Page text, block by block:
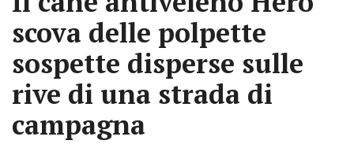
scova delle polpette
sospette disperse sulle
rive di una strada di
campagna